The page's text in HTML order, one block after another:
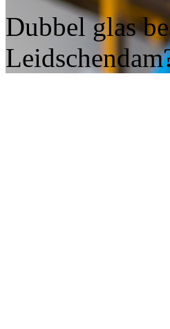
Dubbel glas